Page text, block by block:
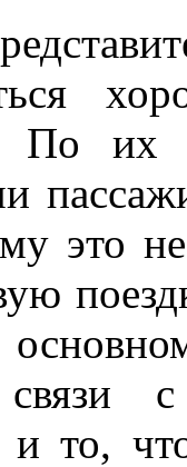
По их
это
и то,